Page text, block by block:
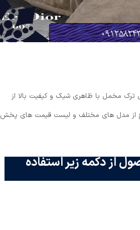
مخمل با ظاهری شیک و کیفیت بالا از
از مدل های مختلف و لیست قیمت های پخش
از دکمه زیر استفاده